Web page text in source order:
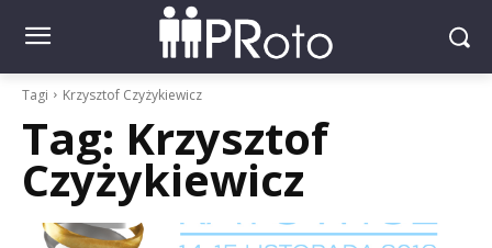
Tagi Krzysztof Czyżykiewicz
Tag: Krzysztof
Czyżykiewicz